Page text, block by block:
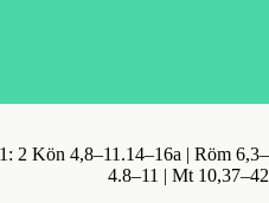
2 Kön 4,8–11.14–16a | Röm 6,3–
4.8–11 | Mt 10,37–42